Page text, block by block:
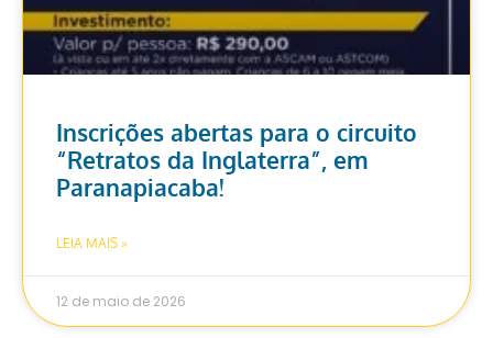
Inscrições abertas para o circuito
“Retratos da Inglaterra”, em
Paranapiacaba!
LEIA MAIS »
12 de maio de 2026